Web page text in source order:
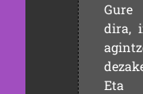
dira,
Eta